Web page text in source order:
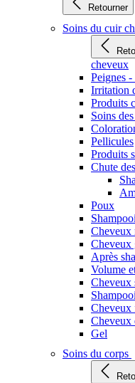
Retourner
Soins du cuir
cheveux
Peignes
Irritation
Produits
Soins
Pellicules
Produits
Chute
Poux
Cheveux
Cheveux
Après
Volume
Cheveux
Cheveux
Cheveux
Gel
Soins du corps